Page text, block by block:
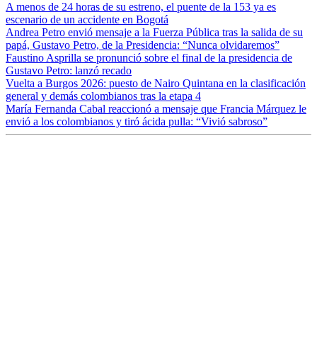
A menos de 24 horas de su estreno, el puente de la 153 ya es
escenario de un accidente en Bogotá
Andrea Petro envió mensaje a la Fuerza Pública tras la salida de su
papá, Gustavo Petro, de la Presidencia: “Nunca olvidaremos”
Faustino Asprilla se pronunció sobre el final de la presidencia de
Gustavo Petro: lanzó recado
Vuelta a Burgos 2026: puesto de Nairo Quintana en la clasificación
general y demás colombianos tras la etapa 4
María Fernanda Cabal reaccionó a mensaje que Francia Márquez le
envió a los colombianos y tiró ácida pulla: “Vivió sabroso”